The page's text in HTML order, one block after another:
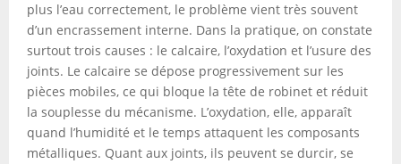
plus l’eau correctement, le problème vient très souvent
d’un encrassement interne. Dans la pratique, on constate
surtout trois causes : le calcaire, l’oxydation et l’usure des
joints. Le calcaire se dépose progressivement sur les
pièces mobiles, ce qui bloque la tête de robinet et réduit
la souplesse du mécanisme. L’oxydation, elle, apparaît
quand l’humidité et le temps attaquent les composants
métalliques. Quant aux joints, ils peuvent se durcir, se